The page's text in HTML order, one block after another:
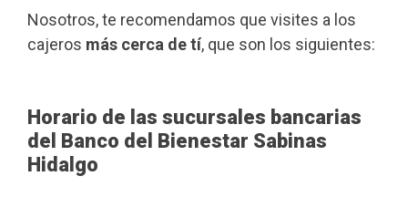
Nosotros, te recomendamos que visites a los
cajeros más cerca de tí, que son los siguientes:
Horario de las sucursales bancarias
del Banco del Bienestar Sabinas
Hidalgo